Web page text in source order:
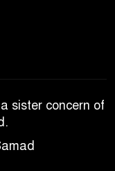
sister concern of